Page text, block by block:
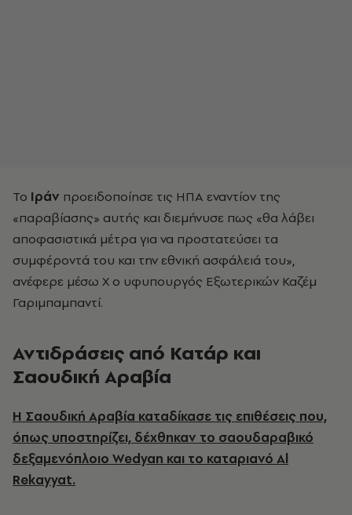
Το Ιράν προειδοποίησε τις ΗΠΑ εναντίον της
«παραβίασης» αυτής και διεμήνυσε πως «θα λάβει
αποφασιστικά μέτρα για να προστατεύσει τα
συμφέροντά του και την εθνική ασφάλειά του»,
ανέφερε μέσω X ο υφυπουργός Εξωτερικών Καζέμ
Γαριμπαμπαντί.
Αντιδράσεις από Κατάρ και
Σαουδική Αραβία
Η Σαουδική Αραβία καταδίκασε τις επιθέσεις που,
όπως υποστηρίζει, δέχθηκαν το σαουδαραβικό
δεξαμενόπλοιο Wedyan και το καταριανό Al
Rekayyat.